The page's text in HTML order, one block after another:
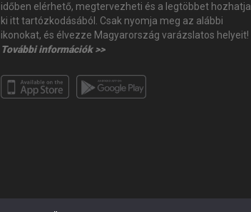
időben elérhető, megtervezheti és a legtöbbet hozhatja
ki itt tartózkodásából. Csak nyomja meg az alábbi
ikonokat, és élvezze Magyarország varázslatos helyeit!
További információk >>